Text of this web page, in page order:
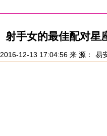
射手女的最佳配对星
12-13 17:04:56 来 源： 易